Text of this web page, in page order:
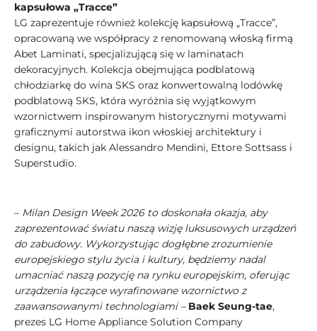
kapsułowa „Tracce”
LG zaprezentuje również kolekcję kapsułową „Tracce”,
opracowaną we współpracy z renomowaną włoską firmą
Abet Laminati, specjalizującą się w laminatach
dekoracyjnych. Kolekcja obejmująca podblatową
chłodziarkę do wina SKS oraz konwertowalną lodówkę
podblatową SKS, która wyróżnia się wyjątkowym
wzornictwem inspirowanym historycznymi motywami
graficznymi autorstwa ikon włoskiej architektury i
designu, takich jak Alessandro Mendini, Ettore Sottsass i
Superstudio.
– Milan Design Week 2026 to doskonała okazja, aby
zaprezentować światu naszą wizję luksusowych urządzeń
do zabudowy. Wykorzystując dogłębne zrozumienie
europejskiego stylu życia i kultury, będziemy nadal
umacniać naszą pozycję na rynku europejskim, oferując
urządzenia łączące wyrafinowane wzornictwo z
zaawansowanymi technologiami – Baek Seung-tae,
prezes LG Home Appliance Solution Company